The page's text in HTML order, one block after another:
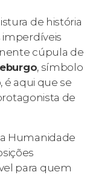
de história
imperdíveis
cúpula de
, símbolo
é aqui que se
de
Humanidade
para quem